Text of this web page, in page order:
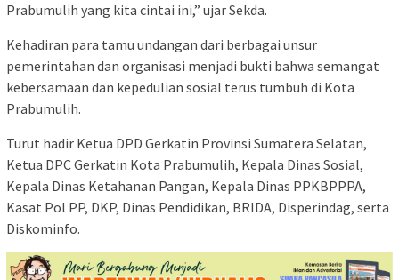
Prabumulih yang kita cintai ini,” ujar Sekda.
Kehadiran para tamu undangan dari berbagai unsur
pemerintahan dan organisasi menjadi bukti bahwa semangat
kebersamaan dan kepedulian sosial terus tumbuh di Kota
Prabumulih.
Turut hadir Ketua DPD Gerkatin Provinsi Sumatera Selatan,
Ketua DPC Gerkatin Kota Prabumulih, Kepala Dinas Sosial,
Kepala Dinas Ketahanan Pangan, Kepala Dinas PPKBPPPA,
Kasat Pol PP, DKP, Dinas Pendidikan, BRIDA, Disperindag, serta
Diskominfo.